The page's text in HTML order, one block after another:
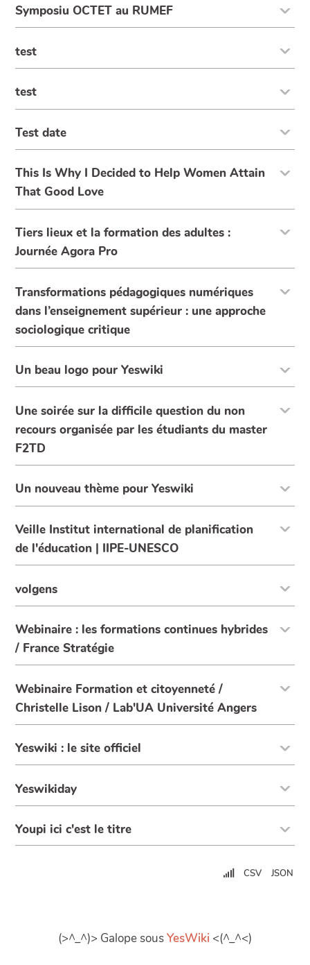
Symposiu OCTET au RUMEF
test
test
Test date
This Is Why I Decided to Help Women Attain
That Good Love
Tiers lieux et la formation des adultes :
Journée Agora Pro
Transformations pédagogiques numériques
dans l’enseignement supérieur : une approche
sociologique critique
Un beau logo pour Yeswiki
Une soirée sur la difficile question du non
recours organisée par les étudiants du master
F2TD
Un nouveau thème pour Yeswiki
Veille Institut international de planification
de l'éducation | IIPE-UNESCO
volgens
Webinaire : les formations continues hybrides
/ France Stratégie
Webinaire Formation et citoyenneté /
Christelle Lison / Lab'UA Université Angers
Yeswiki : le site officiel
Yeswikiday
Youpi ici c'est le titre
CSV JSON
(>^_^)> Galope sousYesWiki <(^_^<)